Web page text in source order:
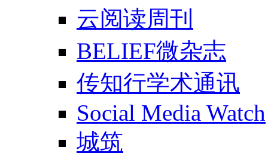
云阅读周刊
BELIEF微杂志
传知行学术通讯
Social Media Watch
城筑